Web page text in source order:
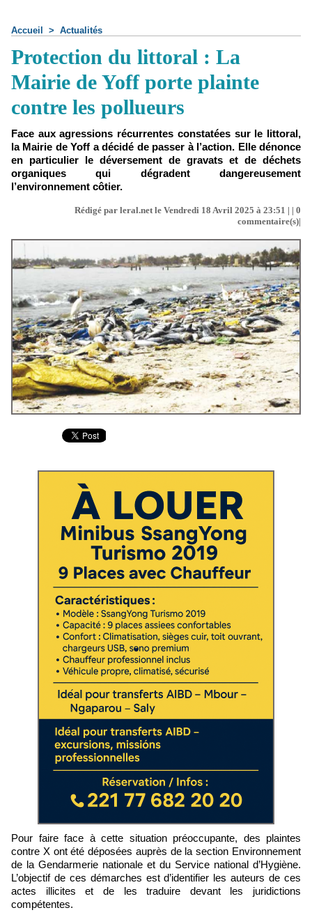
Accueil > Actualités
Protection du littoral : La
Mairie de Yoff porte plainte
contre les pollueurs
Face aux agressions récurrentes constatées sur le littoral,
la Mairie de Yoff a décidé de passer à l’action. Elle dénonce
en particulier le déversement de gravats et de déchets
organiques qui dégradent dangereusement
l’environnement côtier.
Rédigé par leral.net le Vendredi 18 Avril 2025 à 23:51 | | 0
commentaire(s)|
Pour faire face à cette situation préoccupante, des plaintes
contre X ont été déposées auprès de la section Environnement
de la Gendarmerie nationale et du Service national d’Hygiène.
L’objectif de ces démarches est d’identifier les auteurs de ces
actes illicites et de les traduire devant les juridictions
compétentes.